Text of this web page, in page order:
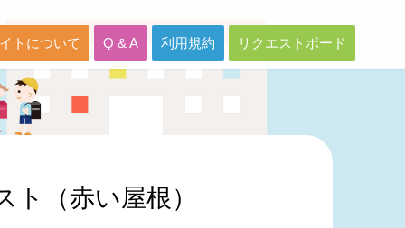
トについて Q & A 利用規約 リクエストボード
（赤い屋根）